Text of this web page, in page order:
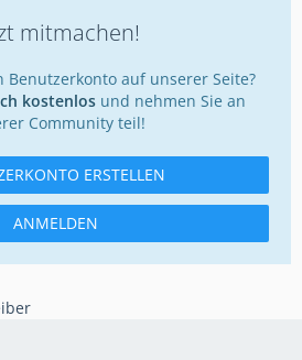
mitmachen!
Benutzerkonto auf unserer Seite?
kostenlosund nehmen Sie an
Community teil!
ERSTELLEN
ANMELDEN